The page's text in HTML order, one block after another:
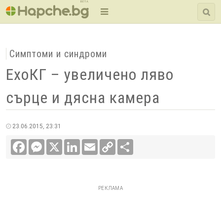
BETA
Симптоми и синдроми
ЕхоКГ – увеличено ляво
сърце и дясна камера
23.06.2015, 23:31
FacebookMessenger LinkedInEmail
Copy
Link
РЕКЛАМА